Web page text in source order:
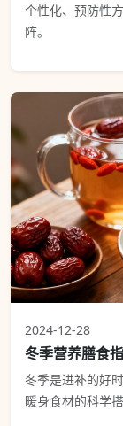
个性化、预防性
阵。
2024-12-28
冬季营养膳食
冬季是进补的好
暖身食材的科学